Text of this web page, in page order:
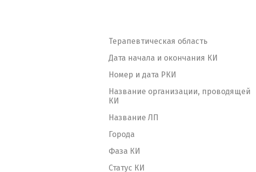
Терапевтическая область
Дата начала и окончания КИ
Номер и дата РКИ
Название организации, проводящей
КИ
Название ЛП
Города
Фаза КИ
Статус КИ